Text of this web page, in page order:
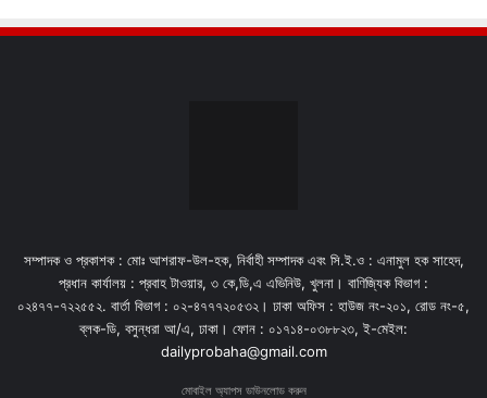
সম্পাদক ও প্রকাশক : মোঃ আশরাফ-উল-হক, নির্বাহী সম্পাদক এবং সি.ই.ও : এনামুল হক সাহেদ,
প্রধান কার্যালয় : প্রবাহ টাওয়ার, ৩ কে,ডি,এ এভিনিউ, খুলনা। বাণিজ্যিক বিভাগ :
০২৪৭৭-৭২২৫৫২. বার্তা বিভাগ : ০২-৪৭৭৭২০৫৩২। ঢাকা অফিস : হাউজ নং-২০১, রোড নং-৫,
ব্লক-ডি, বসুন্ধরা আ/এ, ঢাকা। ফোন : ০১৭১৪-০৩৮৮২৩, ই-মেইল:
dailyprobaha@gmail.com
মোবাইল অ্যাপস ডাউনলোড করুন